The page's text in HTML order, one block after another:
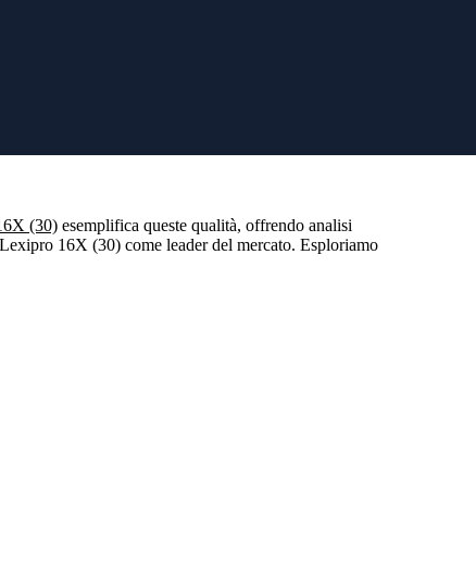
(30) esemplifica queste qualità, offrendo analisi
16X (30) come leader del mercato. Esploriamo